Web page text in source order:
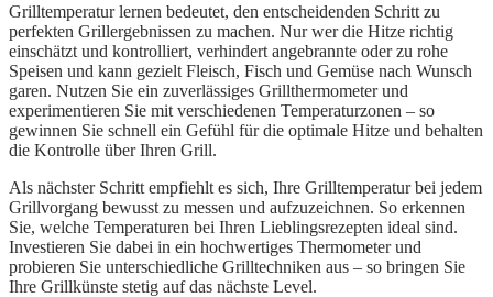
Grilltemperatur lernen bedeutet, den entscheidenden Schritt zu
perfekten Grillergebnissen zu machen. Nur wer die Hitze richtig
einschätzt und kontrolliert, verhindert angebrannte oder zu rohe
Speisen und kann gezielt Fleisch, Fisch und Gemüse nach Wunsch
garen. Nutzen Sie ein zuverlässiges Grillthermometer und
experimentieren Sie mit verschiedenen Temperaturzonen – so
gewinnen Sie schnell ein Gefühl für die optimale Hitze und behalten
die Kontrolle über Ihren Grill.
Als nächster Schritt empfiehlt es sich, Ihre Grilltemperatur bei jedem
Grillvorgang bewusst zu messen und aufzuzeichnen. So erkennen
Sie, welche Temperaturen bei Ihren Lieblingsrezepten ideal sind.
Investieren Sie dabei in ein hochwertiges Thermometer und
probieren Sie unterschiedliche Grilltechniken aus – so bringen Sie
Ihre Grillkünste stetig auf das nächste Level.